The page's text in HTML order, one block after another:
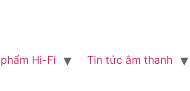
Hi-Fi Tin tức âm thanh